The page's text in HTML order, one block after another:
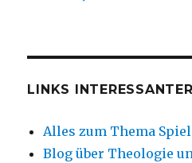
LINKS
Alles zum Thema Spiel
Blog über Theologie